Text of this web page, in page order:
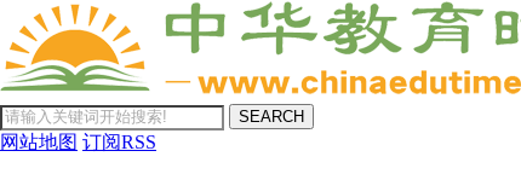
SEARCH
网站地图 订阅RSS